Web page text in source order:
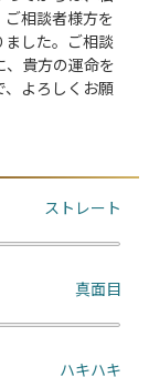
相談者様方を
した。ご相談
、貴方の運命を
よろしくお願
ストレート
真面目
ハキハキ